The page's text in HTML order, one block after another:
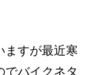
ますが最近寒
でバイクネタ